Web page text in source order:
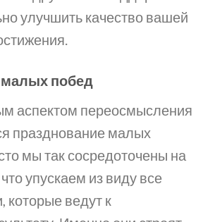
улучшить качество вашей
побед
аспектом переосмысления
празднование малых
мы так сосредоточены на
упускаем из виду все
которые ведут к